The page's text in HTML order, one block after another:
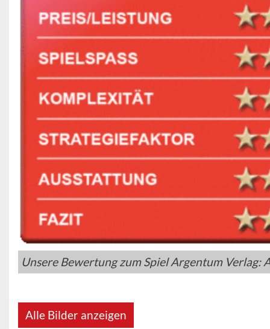
Unsere Bewertung zum Spiel Argentum Verlag:
Alle Bilder anzeigen